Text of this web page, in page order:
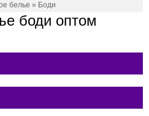
белье » Боди
боди оптом